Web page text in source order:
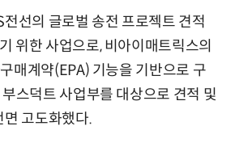
선의 글로벌 송전 프로젝트 견적
위한 사업으로, 비아이매트릭스의
매계약(EPA) 기능을 기반으로 구
스덕트 사업부를 대상으로 견적 및
면 고도화했다.